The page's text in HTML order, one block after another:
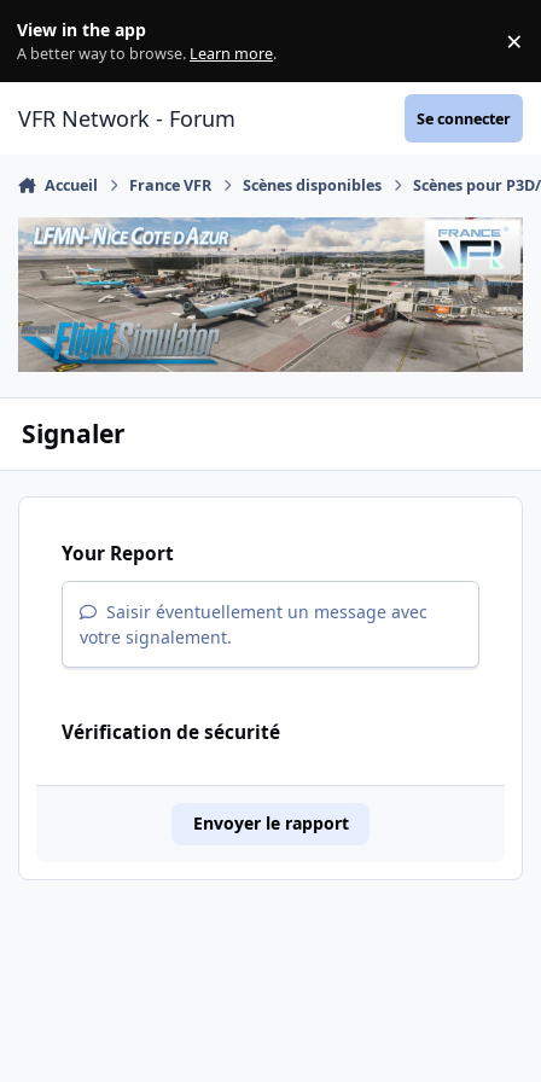
View in the app
A better way to browse. Learn more. ×
VFR Network - Forum Se connecter
Accueil France VFR Scènes disponibles Scènes pour
Signaler
Your Report
Saisir éventuellement un message avec
votre signalement.
Vérification de sécurité
Envoyer le rapport